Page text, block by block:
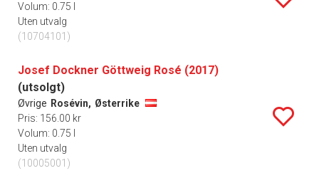
Volum: 0.75 l
Uten utvalg
(10704101)
Josef Dockner Göttweig Rosé (2017)
(utsolgt)
Øvrige Rosévin, Østerrike
Pris: 156.00 kr
Volum: 0.75 l
Uten utvalg
(10005001)